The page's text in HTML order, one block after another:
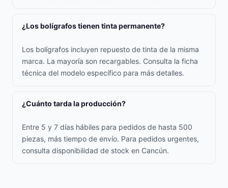
¿Los bolígrafos tienen tinta permanente?
Los bolígrafos incluyen repuesto de tinta de la misma
marca. La mayoría son recargables. Consulta la ficha
técnica del modelo específico para más detalles.
¿Cuánto tarda la producción?
Entre 5 y 7 días hábiles para pedidos de hasta 500
piezas, más tiempo de envío. Para pedidos urgentes,
consulta disponibilidad de stock en Cancún.